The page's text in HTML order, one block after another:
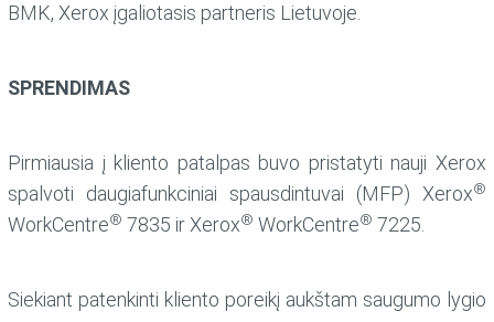
BMK, Xerox įgaliotasis partneris Lietuvoje.
SPRENDIMAS
Pirmiausia į kliento patalpas buvo pristatyti nauji Xerox
spalvoti daugiafunkciniai spausdintuvai (MFP) Xerox®
WorkCentre® 7835 ir Xerox® WorkCentre® 7225.
Siekiant patenkinti kliento poreikį aukštam saugumo lygio